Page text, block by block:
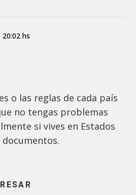
hs
o las reglas de cada país
no tengas problemas
si vives en Estados